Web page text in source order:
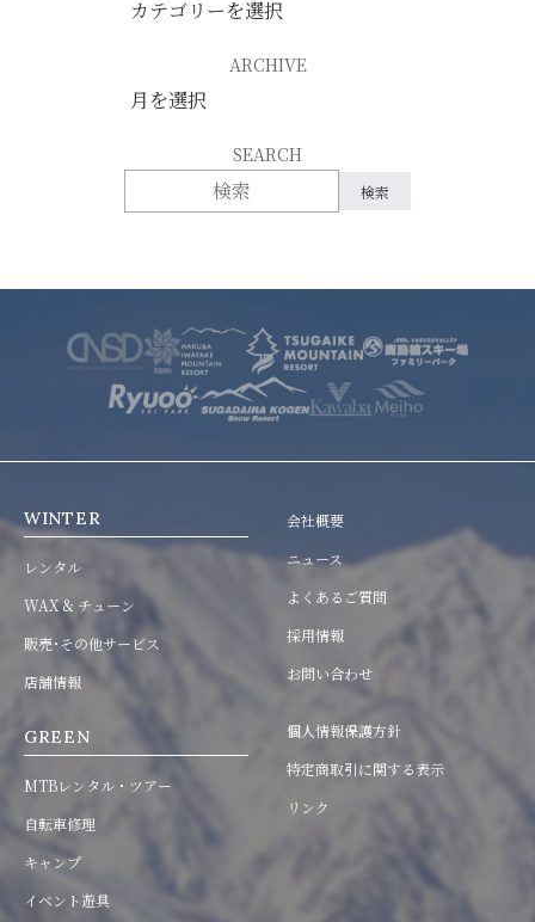
ARCHIVE
SEARCH
WINTER
レンタル
WAX & チューン
販売･その他サービス
店舗情報
GREEN
MTBレンタル・ツアー
自転車修理
キャンプ
イベント遊具
会社概要
ニュース
よくあるご質問
採用情報
お問い合わせ
個人情報保護方針
特定商取引に関する表示
リンク